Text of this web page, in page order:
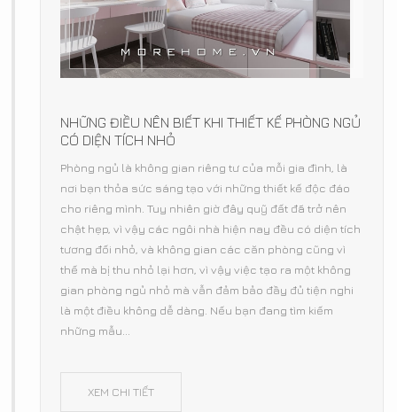
NHỮNG ĐIỀU NÊN BIẾT KHI THIẾT KẾ PHÒNG NGỦ
CÓ DIỆN TÍCH NHỎ
Phòng ngủ là không gian riêng tư của mỗi gia đình, là
nơi bạn thỏa sức sáng tạo với những thiết kế độc đáo
cho riêng mình. Tuy nhiên giờ đây quỹ đất đã trở nên
chật hẹp, vì vậy các ngôi nhà hiện nay đều có diện tích
tương đối nhỏ, và không gian các căn phòng cũng vì
thế mà bị thu nhỏ lại hơn, vì vậy việc tạo ra một không
gian phòng ngủ nhỏ mà vẫn đảm bảo đầy đủ tiện nghi
là một điều không dễ dàng. Nếu bạn đang tìm kiếm
những mẫu...
XEM CHI TIẾT